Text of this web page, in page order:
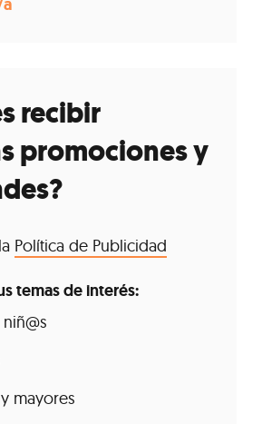
recibir
promociones y
Política de Publicidad
temas de interés:
mayores